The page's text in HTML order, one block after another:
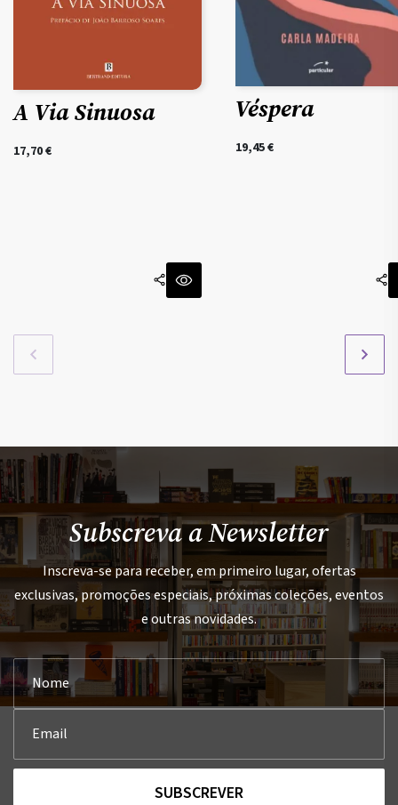
A Via Sinuosa
17,70€
Véspera
19,45€
Subscreva a Newsletter
Inscreva-se para receber, em primeiro lugar, ofertas
exclusivas, promoções especiais, próximas coleções, eventos
e outras novidades.
SUBSCREVER